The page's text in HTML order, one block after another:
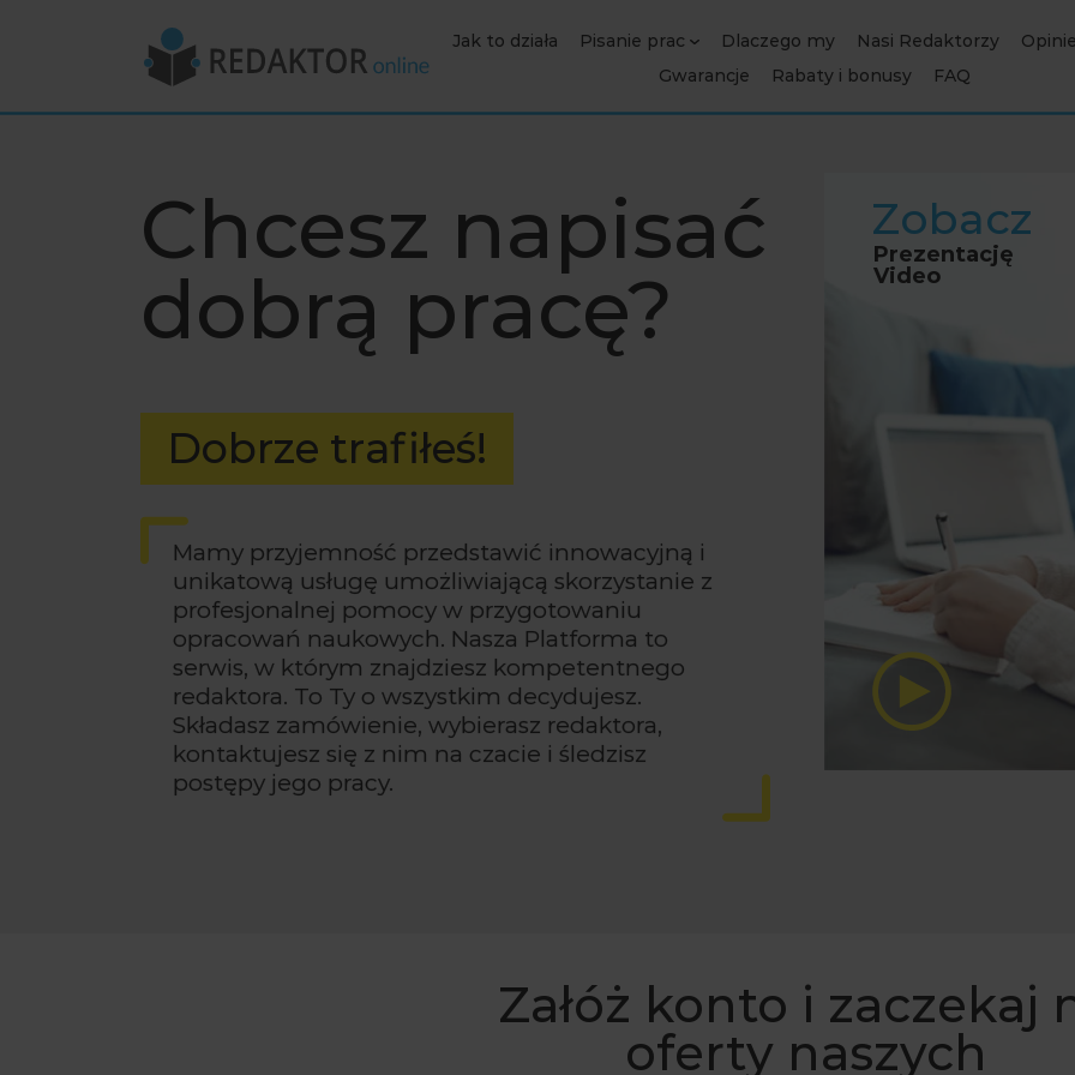
Jak to działa Pisanie prac Dlaczego my Nasi Redaktorzy
Gwarancje
Rabaty i bonusy FAQ
Chcesz napisać
dobrą pracę?
Dobrze trafiłeś!
Mamy przyjemność przedstawić innowacyjną i
unikatową usługę umożliwiającą skorzystanie z
profesjonalnej pomocy w przygotowaniu
opracowań naukowych. Nasza Platforma to
serwis, w którym znajdziesz kompetentnego
redaktora. To Ty o wszystkim decydujesz.
Składasz zamówienie, wybierasz redaktora,
kontaktujesz się z nim na czacie i śledzisz
postępy jego pracy.
Zobacz
Prezentację
Video
Załóż konto i zaczekaj
oferty naszych